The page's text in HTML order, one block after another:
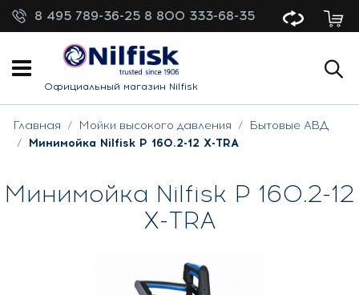
8 495 789-36-25 8 800 333-68-35
Официальный магазин Nilfisk
Главная Мойки высокого давления
Бытовые АВД
Минимойка Nilfisk P 160.2-12 X-TRA
Минимойка Nilfisk P 160.2-12
X-TRA